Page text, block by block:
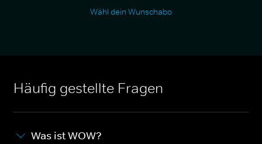
Wähl dein Wunschabo
Häufig gestellte Fragen
Was ist WOW?